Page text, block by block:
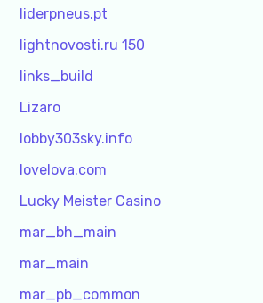
liderpneus.pt
lightnovosti.ru 150
links_build
Lizaro
lobby303sky.info
lovelova.com
Lucky Meister Casino
mar_bh_main
mar_main
mar_pb_common